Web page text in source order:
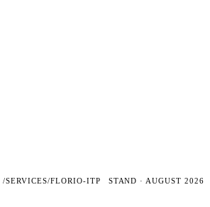
/SERVICES/FLORIO-ITP
STAND · AUGUST 2026